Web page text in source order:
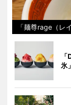
「麺尊rage（レ
氷」